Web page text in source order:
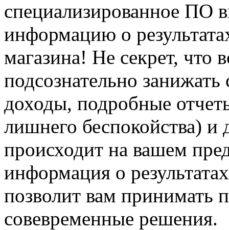
специализированное ПО
информацию о
магазина! Не секрет, что
подсознательно
доходы, подробные
лишнего беспокойства) и
происходит на вашем
информация о
позволит вам принимать
совевременные решения.